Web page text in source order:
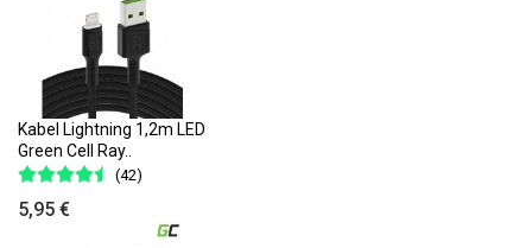
Kabel Lightning 1,2m LED
Green Cell Ray..
(42)
5,95 €